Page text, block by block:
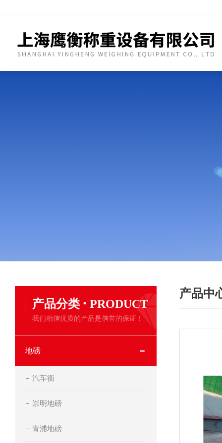
产品分类 · PRODUCT
我们相信优质的产品是信誉的保证！
地磅
汽车衡
崇明地磅
青浦地磅
产品中